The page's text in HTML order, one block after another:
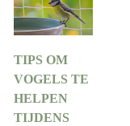
TIPS OM
VOGELS TE
HELPEN
TIJDENS